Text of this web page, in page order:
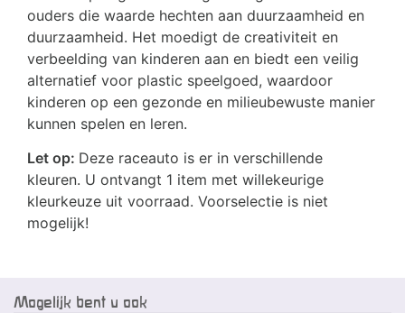
ouders die waarde hechten aan duurzaamheid en
duurzaamheid. Het moedigt de creativiteit en
verbeelding van kinderen aan en biedt een veilig
alternatief voor plastic speelgoed, waardoor
kinderen op een gezonde en milieubewuste manier
kunnen spelen en leren.
Let op: Deze raceauto is er in verschillende
kleuren. U ontvangt 1 item met willekeurige
kleurkeuze uit voorraad. Voorselectie is niet
mogelijk!
Mogelijk bent u ook